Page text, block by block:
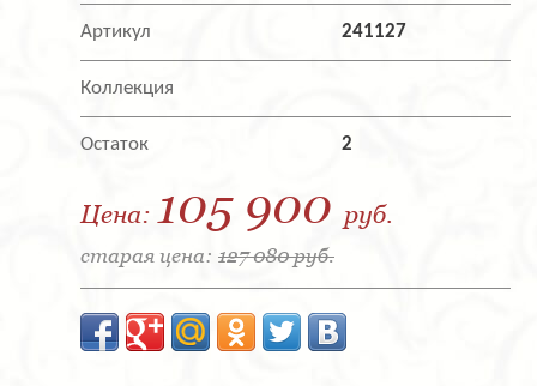
Артикул 241127
Коллекция
Остаток 2
Цена: 105 900 руб.
старая цена: 127 080 руб.